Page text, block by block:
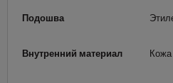
Подошва
Внутренний материал Кожа